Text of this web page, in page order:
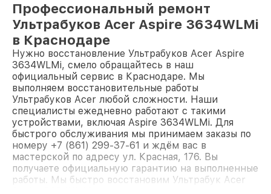
Профессиональный ремонт
Ультрабуков Acer Aspire 3634WLMi
в Краснодаре
Нужно восстановление Ультрабуков Acer Aspire
3634WLMi, смело обращайтесь в наш
официальный сервис в Краснодаре. Мы
выполняем восстановительные работы
Ультрабуков Acer любой сложности. Наши
специалисты ежедневно работают с такими
устройствами, включая Aspire 3634WLMi. Для
быстрого обслуживания мы принимаем заказы по
номеру +7 (861) 299-37-61 и ждём вас в
мастерской по адресу ул. Красная, 176. Вы
получаете официальную гарантию на выполненные
работы. Мы быстро восстановим Ультрабук Acer